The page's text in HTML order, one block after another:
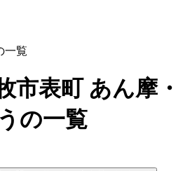
一覧
市表町 あん摩・
の一覧